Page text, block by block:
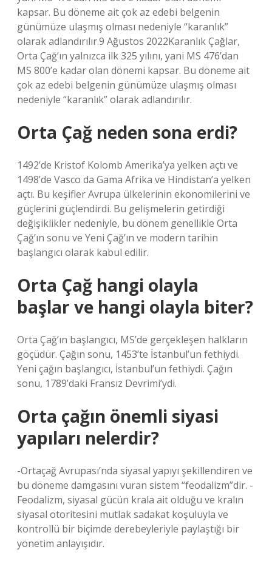
kapsar. Bu döneme ait çok az edebi belgenin
günümüze ulaşmış olması nedeniyle “karanlık”
olarak adlandırılır.9 Ağustos 2022Karanlık Çağlar,
Orta Çağ’ın yalnızca ilk 325 yılını, yani MS 476’dan
MS 800’e kadar olan dönemi kapsar. Bu döneme ait
çok az edebi belgenin günümüze ulaşmış olması
nedeniyle “karanlık” olarak adlandırılır.
Orta Çağ neden sona erdi?
1492’de Kristof Kolomb Amerika’ya yelken açtı ve
1498’de Vasco da Gama Afrika ve Hindistan’a yelken
açtı. Bu keşifler Avrupa ülkelerinin ekonomilerini ve
güçlerini güçlendirdi. Bu gelişmelerin getirdiği
değişiklikler nedeniyle, bu dönem genellikle Orta
Çağ’ın sonu ve Yeni Çağ’ın ve modern tarihin
başlangıcı olarak kabul edilir.
Orta Çağ hangi olayla
başlar ve hangi olayla biter?
Orta Çağ’ın başlangıcı, MS’de gerçekleşen halkların
göçüdür. Çağın sonu, 1453’te İstanbul’un fethiydi.
Yeni çağın başlangıcı, İstanbul’un fethiydi. Çağın
sonu, 1789’daki Fransız Devrimi’ydi.
Orta çağın önemli siyasi
yapıları nelerdir?
-Ortaçağ Avrupası’nda siyasal yapıyı şekillendiren ve
bu döneme damgasını vuran sistem “feodalizm”dir. -
Feodalizm, siyasal gücün krala ait olduğu ve kralın
siyasal otoritesini mutlak sadakat koşuluyla ve
kontrollü bir biçimde derebeyleriyle paylaştığı bir
yönetim anlayışıdır.